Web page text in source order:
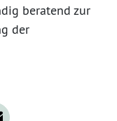
beratend zur
der